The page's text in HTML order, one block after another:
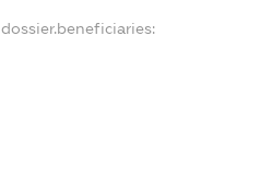
dossier.beneficiaries: